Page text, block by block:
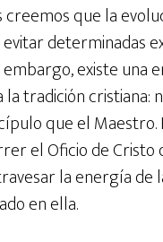
creemos que la
determinadas
existe una
la tradición cristiana:
que el Maestro.
el Oficio de Cristo
la energía de
en ella.